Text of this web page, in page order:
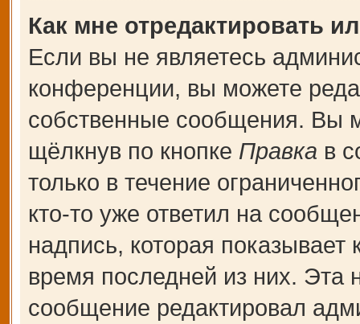
Как мне отредактировать
Если вы не являетесь
конференции, вы можете
собственные сообщения. Вы
щёлкнув по кнопке Правка в
только в течение
кто-то уже ответил на
надпись, которая показывает
время последней из них. Эта
сообщение редактировал